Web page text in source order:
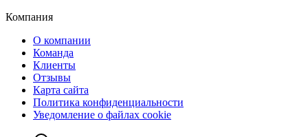
Компания
О компании
Команда
Клиенты
Отзывы
Карта сайта
Политика конфиденциальности
Уведомление о файлах cookie